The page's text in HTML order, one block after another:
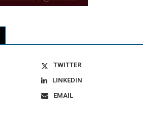
TWITTER
LINKEDIN
EMAIL